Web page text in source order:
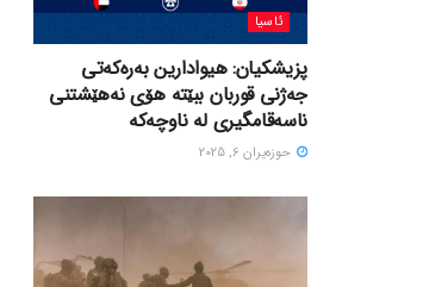
ئاسیا
پزیشکیان: هیوادارین بەرەکەتی
جەژنی قوربان ببێتە هۆی نەهێشتنی
ناسەقامگیری لە ناوچەکە
حوزه‌یران 6, 2025